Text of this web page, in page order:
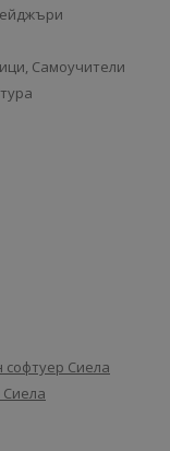
Самоучители
Сиела